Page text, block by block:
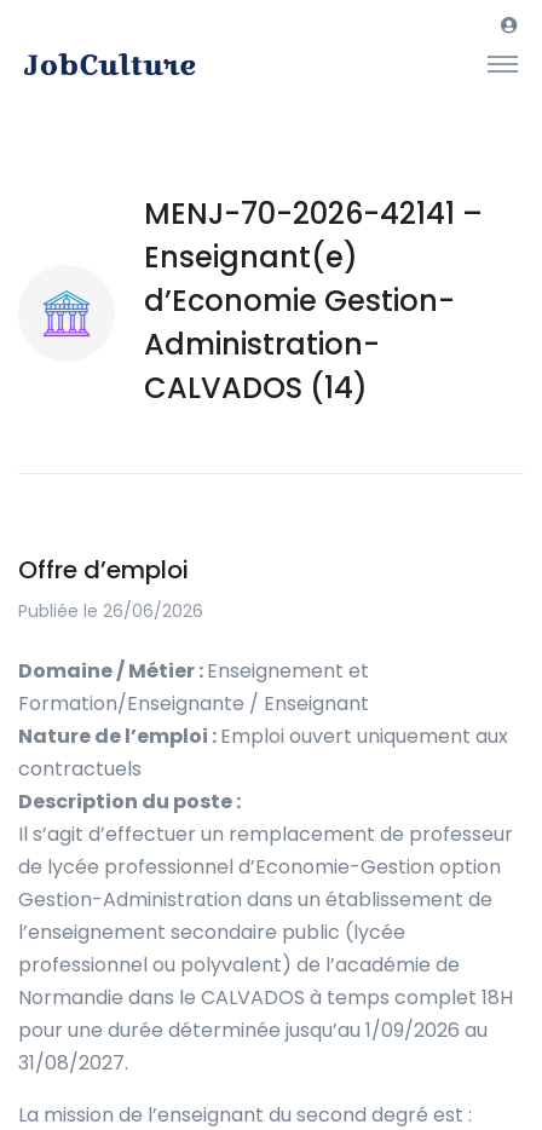
MENJ-70-2026-42141 –
Enseignant(e)
d’Economie Gestion-
Administration-
CALVADOS (14)
Offre d’emploi
Publiée le 26/06/2026
Domaine / Métier :Enseignement et
Formation/Enseignante / Enseignant
Nature de l’emploi :Emploi ouvert uniquement aux
contractuels
Description du poste :
Il s’agit d’effectuer un remplacement de professeur
de lycée professionnel d’Economie-Gestion option
Gestion-Administration dans un établissement de
l’enseignement secondaire public (lycée
professionnel ou polyvalent) de l’académie de
Normandie dans le CALVADOS à temps complet 18H
pour une durée déterminée jusqu’au 1/09/2026 au
31/08/2027.
La mission de l’enseignant du second degré est :